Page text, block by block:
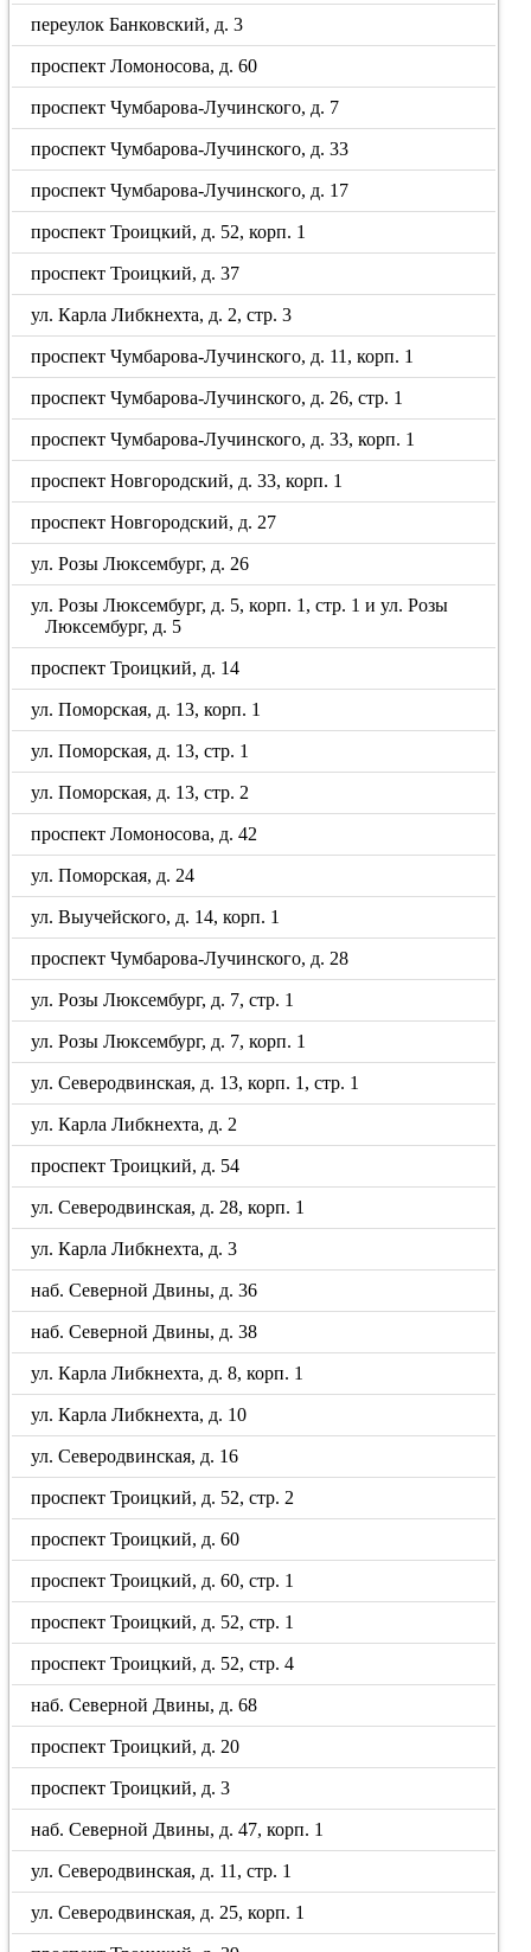
переулок Банковский, д. 3
проспект Ломоносова, д. 60
проспект Чумбарова-Лучинского, д. 7
проспект Чумбарова-Лучинского, д. 33
проспект Чумбарова-Лучинского, д. 17
проспект Троицкий, д. 52, корп. 1
проспект Троицкий, д. 37
ул. Карла Либкнехта, д. 2, стр. 3
проспект Чумбарова-Лучинского, д. 11, корп. 1
проспект Чумбарова-Лучинского, д. 26, стр. 1
проспект Чумбарова-Лучинского, д. 33, корп. 1
проспект Новгородский, д. 33, корп. 1
проспект Новгородский, д. 27
ул. Розы Люксембург, д. 26
ул. Розы Люксембург, д. 5, корп. 1, стр. 1 и ул. Розы
Люксембург, д. 5
проспект Троицкий, д. 14
ул. Поморская, д. 13, корп. 1
ул. Поморская, д. 13, стр. 1
ул. Поморская, д. 13, стр. 2
проспект Ломоносова, д. 42
ул. Поморская, д. 24
ул. Выучейского, д. 14, корп. 1
проспект Чумбарова-Лучинского, д. 28
ул. Розы Люксембург, д. 7, стр. 1
ул. Розы Люксембург, д. 7, корп. 1
ул. Северодвинская, д. 13, корп. 1, стр. 1
ул. Карла Либкнехта, д. 2
проспект Троицкий, д. 54
ул. Северодвинская, д. 28, корп. 1
ул. Карла Либкнехта, д. 3
наб. Северной Двины, д. 36
наб. Северной Двины, д. 38
ул. Карла Либкнехта, д. 8, корп. 1
ул. Карла Либкнехта, д. 10
ул. Северодвинская, д. 16
проспект Троицкий, д. 52, стр. 2
проспект Троицкий, д. 60
проспект Троицкий, д. 60, стр. 1
проспект Троицкий, д. 52, стр. 1
проспект Троицкий, д. 52, стр. 4
наб. Северной Двины, д. 68
проспект Троицкий, д. 20
проспект Троицкий, д. 3
наб. Северной Двины, д. 47, корп. 1
ул. Северодвинская, д. 11, стр. 1
ул. Северодвинская, д. 25, корп. 1